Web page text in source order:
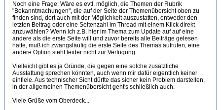
Noch eine Frage: Wäre es evtl. möglich, die Themen der Rubrik
"Bekanntmachungen", die auf der Seite der Themenübersicht oben zu
finden sind, dort auch mit der Möglichkeit auszustatten, entweder den
letzten Beitrag oder eine Seitenzahl im Thread mit einem Klick direkt
anzuwählen? Wenn ich z.B. hier im Thema zum Update auf auf eine
andere als die erste Seite will und zuvor bereits alle Beiträge gelesen
hatte, muß ich zwangsläufig die erste Seite des Themas aufrufen, eine
andere Option steht leider nicht zur Verfügung.
Vielleicht gibt es ja Gründe, die gegen eine solche zusätzliche
Ausstattung sprechen könnten, auch wenn mir dafür eigentlich keiner
einfiele. Aus technischer Sicht dürfte das sicher kein Problem darstellen,
in der allgemeinen Themenübersicht geht's schließlich auch.
Viele Grüße vom Oberdeck...